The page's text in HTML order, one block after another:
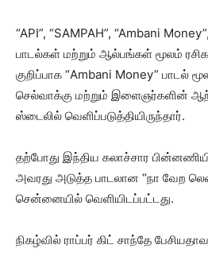
“API”, “SAMPAH”, “Ambani
பாடல்கள் மற்றும் ஆல்பங்கள் மூலம்
குறிப்பாக “Ambani Money” பாடல்
செல்வாக்கு மற்றும் இளைஞர்களின்
ஸ்டைலில் வெளிப்படுத்தியிருந்தார்.
தற்போது இந்திய கலாச்சார
அவரது அடுத்த பாடலான “நா வேற
சென்னையில் வெளியிடப்பட்டது.
நிகழ்வில் ராப்பர் கிட் சாந்தே